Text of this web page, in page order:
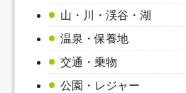
山・川・渓谷・湖
温泉・保養地
交通・乗物
公園・レジャー